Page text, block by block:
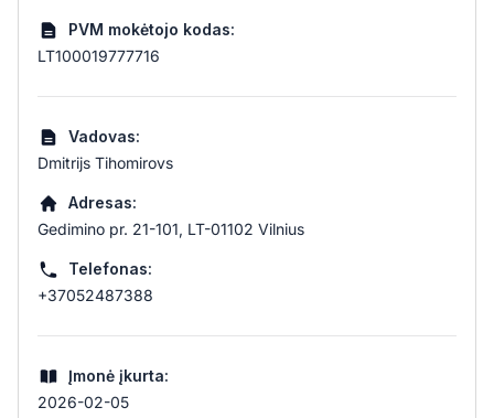
PVM mokėtojo kodas:
LT100019777716
Vadovas:
Dmitrijs Tihomirovs
Adresas:
Gedimino pr. 21-101, LT-01102 Vilnius
Telefonas:
+37052487388
Įmonė įkurta:
2026-02-05